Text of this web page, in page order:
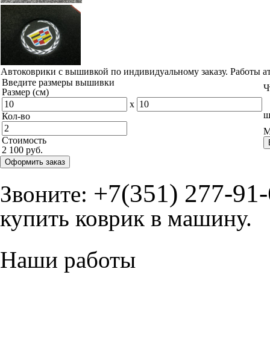
Автоковрики с вышивкой по индивидуальному заказу. Работы
Введите размеры вышивки
Размер (см)
x
Кол-во
Стоимость
2 100 руб.
Оформить заказ
Звоните: +7(351) 277-
купить коврик в машину.
Наши работы